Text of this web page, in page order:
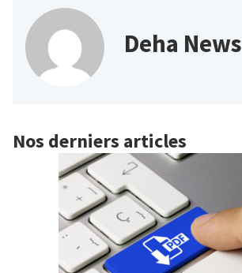
Deha News
Nos derniers articles